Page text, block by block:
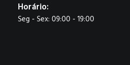
Horário:
Seg - Sex: 09:00 - 19:00